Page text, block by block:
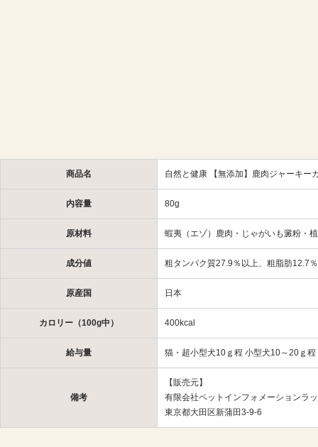
商品名 自然と健康 【無添加】鹿肉ジャーキー
内容量 80g
原材料 蝦夷（エゾ）鹿肉・じゃがいも澱粉・
成分値 粗タンパク質27.9％以上、粗脂肪12.7
原産国 日本
カロリー（100g中） 400kcal
給与量 猫・超小型犬10ｇ程 小型犬10～20ｇ
備考
【販売元】
有限会社ペットインフォメーションラ
東京都大田区新蒲田3-9-6